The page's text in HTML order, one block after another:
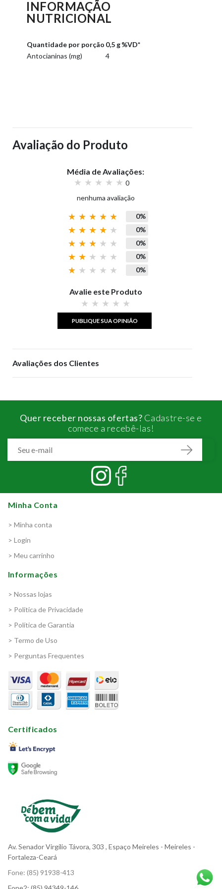
INFORMAÇÃO
NUTRICIONAL
Quantidade por porção 0,5 g%VD*
Antocianinas (mg)
4
Avaliação do Produto
Média de Avaliações:
0
nenhuma avaliação
0%
0%
0%
0%
0%
Avalie este Produto
PUBLIQUE SUA OPINIÃO
Avaliações dos Clientes
Quer receber nossas ofertas? Cadastre-se e
comece a recebê-las!
Minha Conta
> Minha conta
> Login
> Meu carrinho
Informações
> Nossas lojas
> Política de Privacidade
> Política de Garantia
> Termo de Uso
> Perguntas Frequentes
Certificados
Av. Senador Virgílio Távora, 303 , Espaço Meireles - Meireles -
Fortaleza-Ceará
Fone: (85) 91938-413